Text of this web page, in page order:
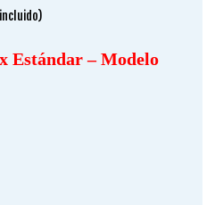
incluido)
Estándar – Modelo